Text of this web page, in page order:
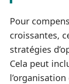
Pour
croissantes,
stratégies
Cela peut